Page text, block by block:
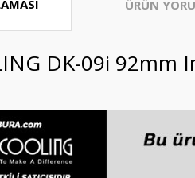
ÜRÜN
DK-09i 92mm